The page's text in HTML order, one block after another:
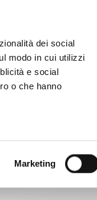
dei social
modo in cui utilizzi
e social
o che hanno
Marketing